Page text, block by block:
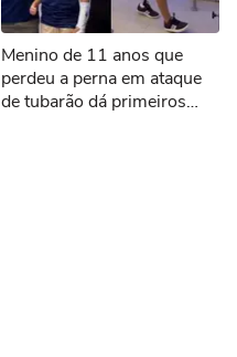
Menino de 11 anos que
perdeu a perna em ataque
de tubarão dá primeiros